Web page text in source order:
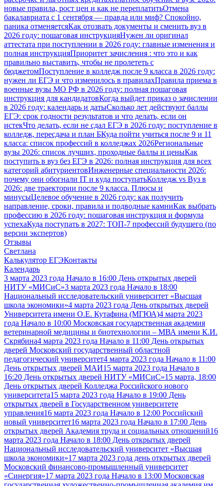
новые правила, рост цен и как не переплатитьОтмена
бакалавриата с 1 сентября — правда или миф? Спокойно,
паника отменяетсяКак отозвать документы и сменить вуз в
2026 году: пошаговая инструкцияНужен ли оригинал
аттестата при поступлении в 2026 году: главные изменения и
полная инструкцияПриоритет зачисления : что это и как
правильно выставить, чтобы не пролететь с
бюджетомПоступление в колледж после 9 класса в 2026 году:
нужен ли ЕГЭ и что изменилось в правилахПравила приема в
военные вузы МО РФ в 2026 году: полная пошаговая
инструкция для кандидатовКогда выйдет приказ о зачислении
в 2026 году: календарь и датыСколько лет действуют баллы
ЕГЭ: срок годности результатов и что делать, если он
истекЧто делать, если не сдал ЕГЭ в 2026 году: поступление в
колледж, пересдача и план БКуда пойти учиться после 9 и 11
класса: список профессий в колледжах 2026Региональные
вузы 2026: список лучших, проходные баллы и ценыКак
поступить в вуз без ЕГЭ в 2026: полная инструкция для всех
категорий абитуриентовИнженерные специальности 2026:
почему они обогнали IT и куда поступатьКолледж vs Вуз в
2026: две траектории после 9 класса. Плюсы и
минусыЦелевое обучение в 2026 году: как получить
направление, сроки, правила и подводные камниКак выбрать
профессию в 2026 году: пошаговая инструкция и формула
успехаКуда поступать в 2027: ТОП-7 профессий будущего (по
версии экспертов)
Отзывы
Светлана
Калькулятор ЕГЭКонтакты
Календарь
3 марта 2023 года Начало в 16:00 День открытых дверей
НИТУ «МИСиС»3 марта 2023 года Начало в 18:00
Национальный исследовательский университет «Высшая
школа экономики»4 марта 2023 года День открытых дверей
Университета имени О.Е. Кутафина (МГЮА)4 марта 2023
года Начало в 10:00 Московская государственная академия
ветеринарной медицины и биотехнологии – МВА имени К.И.
Скрябина4 марта 2023 года Начало в 11:00 День открытых
дверей Московский государственный областной
педагогический университет4 марта 2023 года Начало в 11:00
День открытых дверей МАИ15 марта 2023 года Начало в
16:20 День открытых дверей НИТУ «МИСиС»15 марта, 18:00
День открытых дверей Колледжа Российского нового
университета15 марта 2023 года Начало в 19:00 День
открытых дверей в Государственном университете
управления16 марта 2023 года Начало в 12:00 Российский
новый университет16 марта 2023 года Начало в 17:00 День
открытых дверей Академия труда и социальных отношений16
марта 2023 года Начало в 18:00 День открытых дверей
Национальный исследовательский университет «Высшая
школа экономики»17 марта 2023 года день открытых дверей
Московский финансово-промышленный университет
«Синергия»17 марта 2023 года Начало в 13:00 Московская